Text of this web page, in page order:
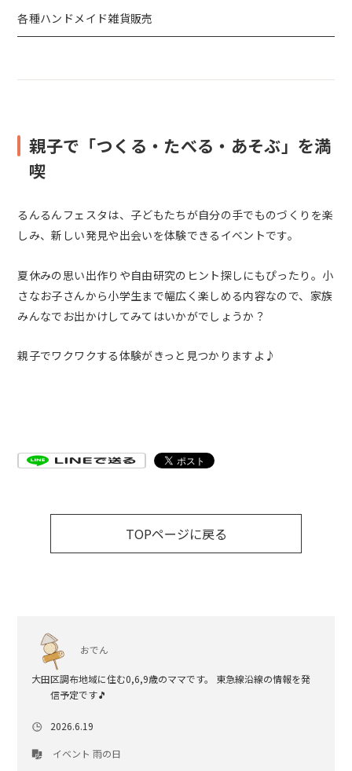
各種ハンドメイド雑貨販売
親子で「つくる・たべる・あそぶ」を満
喫
るんるんフェスタは、子どもたちが自分の手でものづくりを楽
しみ、新しい発見や出会いを体験できるイベントです。
夏休みの思い出作りや自由研究のヒント探しにもぴったり。小
さなお子さんから小学生まで幅広く楽しめる内容なので、家族
みんなでお出かけしてみてはいかがでしょうか？
親子でワクワクする体験がきっと見つかりますよ♪
TOPページに戻る
おでん
大田区調布地域に住む0,6,9歳のママです。 東急線沿線の情報を発
信予定です🎵
2026.6.19
イベント 雨の日